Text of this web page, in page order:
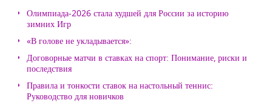
Олимпиада-2026 стала худшей для России за историю
зимних Игр
«В голове не укладывается»:
Договорные матчи в ставках на спорт: Понимание, риски и
последствия
Правила и тонкости ставок на настольный теннис:
Руководство для новичков